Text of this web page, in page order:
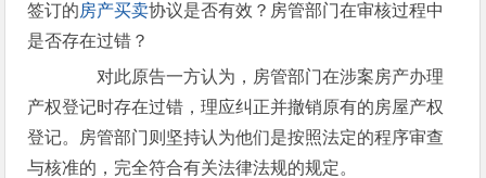
签订的房产买卖协议是否有效？房管部门在审核过程中
是否存在过错？
对此原告一方认为，房管部门在涉案房产办理
产权登记时存在过错，理应纠正并撤销原有的房屋产权
登记。房管部门则坚持认为他们是按照法定的程序审查
与核准的，完全符合有关法律法规的规定。